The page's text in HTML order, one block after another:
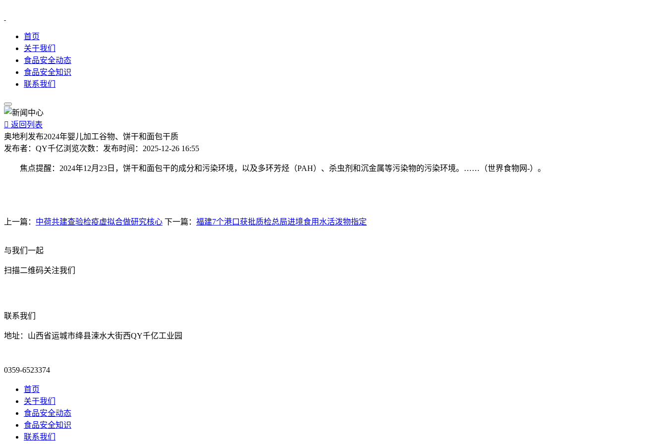
首页
关于我们
食品安全动态
食品安全知识
联系我们
 返回列表
奥地利发布2024年婴儿加工谷物、饼干和面包干质
发布者： QY千亿浏览次数： 发布时间： 2025-12-26 16:55
焦点提醒：2024年12月23日，饼干和面包干的成分和污染环境，以及多环芳烃（PAH）、杀虫剂和沉金属等污染物的污染环境。……（世界食物网-）。
上一篇： 中荷共建查验检疫虚拟合做研究核心 下一篇： 福建7个港口获批质检总局进境食用水活泼物指定
与我们一起
扫描二维码关注我们
联系我们
地址：山西省运城市绛县涑水大街西QY千亿工业园
0359-6523374
首页
关于我们
食品安全动态
食品安全知识
联系我们